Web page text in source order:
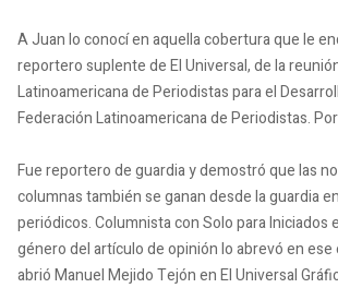
A Juan lo conocí en aquella cobertura que le
reportero suplente de El Universal, de la
Latinoamericana de Periodistas para el
Federación Latinoamericana de Periodistas.
Fue reportero de guardia y demostró que las
columnas también se ganan desde la guardia
periódicos.Columnista con Solo para Iniciados
género del artículo de opinión lo abrevó en ese
abrió Manuel Mejido Tejón en El Universal